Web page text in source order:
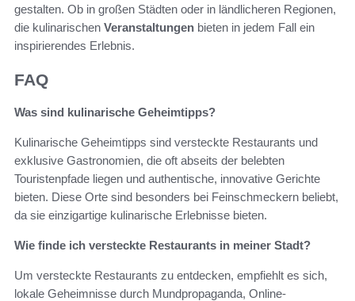
gestalten. Ob in großen Städten oder in ländlicheren Regionen,
die kulinarischen Veranstaltungen bieten in jedem Fall ein
inspirierendes Erlebnis.
FAQ
Was sind kulinarische Geheimtipps?
Kulinarische Geheimtipps sind versteckte Restaurants und
exklusive Gastronomien, die oft abseits der belebten
Touristenpfade liegen und authentische, innovative Gerichte
bieten. Diese Orte sind besonders bei Feinschmeckern beliebt,
da sie einzigartige kulinarische Erlebnisse bieten.
Wie finde ich versteckte Restaurants in meiner Stadt?
Um versteckte Restaurants zu entdecken, empfiehlt es sich,
lokale Geheimnisse durch Mundpropaganda, Online-